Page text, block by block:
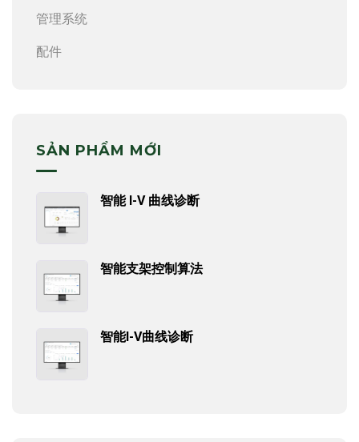
管理系统
配件
SẢN PHẨM MỚI
智能 I-V 曲线诊断
智能支架控制算法
智能I-V曲线诊断